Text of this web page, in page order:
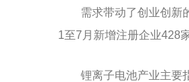
需求带动了创业创新
1至7月新增注册企业428家
锂离子电池产业主要